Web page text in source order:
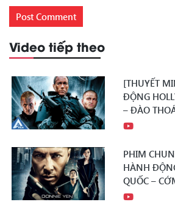
Video tiếp theo
[THUYẾT
ĐỘNG
– ĐÀO
PHIM
HÀNH
QUỐC –